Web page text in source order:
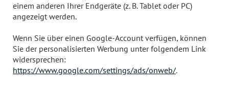
einem anderen Ihrer Endgeräte (z. B. Tablet oder PC)
angezeigt werden.
Wenn Sie über einen Google-Account verfügen, können
Sie der personalisierten Werbung unter folgendem Link
widersprechen:
https://www.google.com/settings/ads/onweb/.